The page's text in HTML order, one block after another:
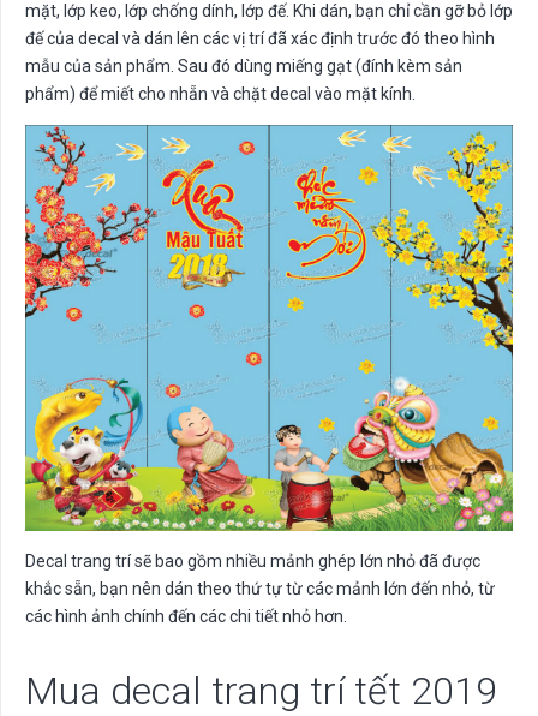
mặt, lớp keo, lớp chống dính, lớp đế. Khi dán, bạn chỉ cần gỡ bỏ lớp
đế của decal và dán lên các vị trí đã xác định trước đó theo hình
mẫu của sản phẩm. Sau đó dùng miếng gạt (đính kèm sản
phẩm) để miết cho nhẵn và chặt decal vào mặt kính.
Decal trang trí sẽ bao gồm nhiều mảnh ghép lớn nhỏ đã được
khắc sẵn, bạn nên dán theo thứ tự từ các mảnh lớn đến nhỏ, từ
các hình ảnh chính đến các chi tiết nhỏ hơn.
Mua decal trang trí tết 2019